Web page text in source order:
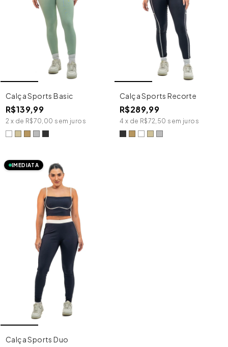
Calça Sports Basic
R$139,99
2 x de R$70,00 sem juros
Calça Sports Recorte
R$289,99
4 x de R$72,50 sem juros
Calça Sports Duo
IMEDIATA